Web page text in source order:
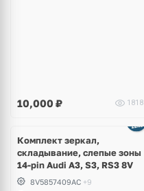
10,000 ₽ 1818
Комплект зеркал,
складывание, слепые зоны
14-pin Audi A3, S3, RS3 8V
8V5857409AC +9